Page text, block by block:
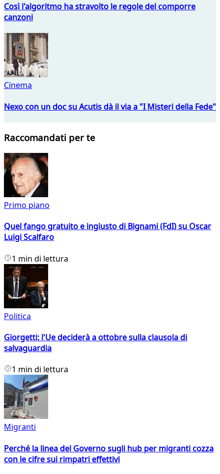
Così l'algoritmo ha stravolto le regole del comporre
canzoni
Cinema
Nexo con un doc su Acutis dà il via a "I Misteri della Fede"
Raccomandati per te
Primo piano
Quel fango gratuito e ingiusto di Bignami (FdI) su Oscar
Luigi Scalfaro
1 min di lettura
Politica
Giorgetti: l'Ue deciderà a ottobre sulla clausola di
salvaguardia
1 min di lettura
Migranti
Perché la linea del Governo sugli hub per migranti cozza
con le cifre sui rimpatri effettivi